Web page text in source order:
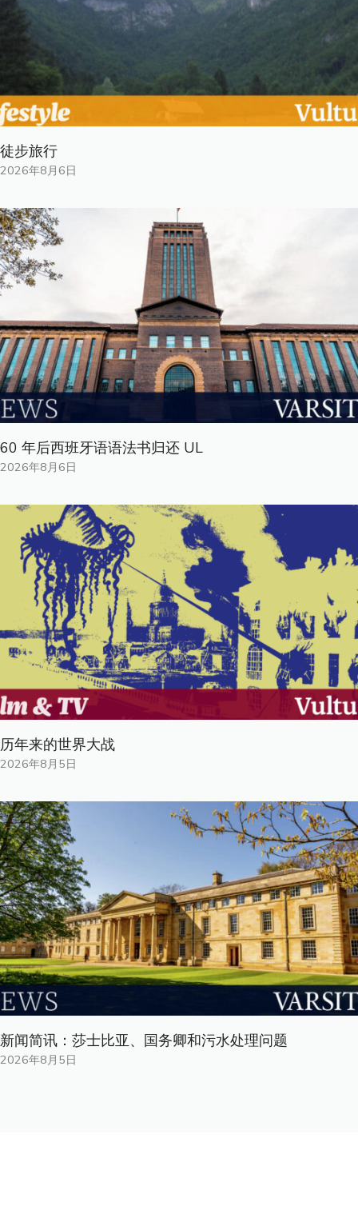
徒步旅行
2026年8月6日
60 年后西班牙语语法书归还 UL
2026年8月6日
历年来的世界大战
2026年8月5日
新闻简讯：莎士比亚、国务卿和污水处理问题
2026年8月5日